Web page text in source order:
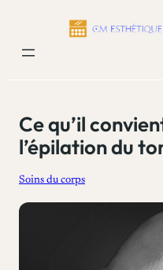
contenu
Ce qu’il
l’épilation du
Soins du corps